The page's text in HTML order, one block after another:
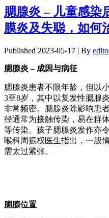
腮腺炎 – 儿童感染
膜炎及失聪，如何
Published 2023-05-17 | By
腮腺炎 – 成因与病征
腮腺炎患者不限年龄，但以
3至8岁，其中以复发性腮腺
非常频密。腮腺炎除影响患
径通常为接触传染，易在群
等传染。孩子腮腺炎发作亦
喉科周振权医生指出，一般
需太过紧张。
腮腺位置